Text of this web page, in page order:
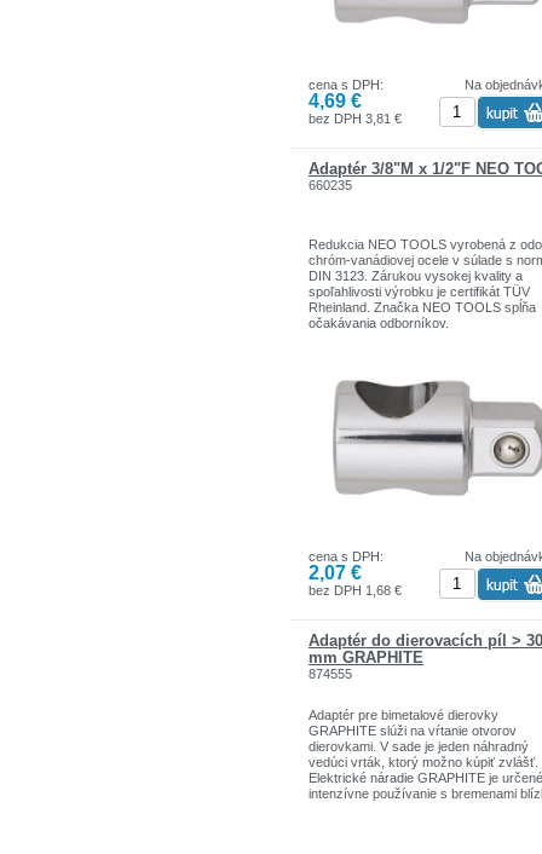
Na
cena s DPH:
4,69 €
bez DPH 3,81 €
Adaptér 3/8"M x 1/2"F NEO
660235
Redukcia NEO TOOLS vyrobená z
chróm-vanádiovej ocele v súlade s
DIN 3123. Zárukou vysokej kvality a
spoľahlivosti výrobku je certifikát TÜV
Rheinland. Značka NEO TOOLS spĺňa
očakávania odborníkov.
spoľahlivých nástrojov,
ktoré sa vyznačujú trvanlivosťou,
precíznosťou, vysokou kvalitou.
Na
cena s DPH:
2,07 €
bez DPH 1,68 €
Adaptér do dierovacích píl > 30
mm GRAPHITE
874555
Adaptér pre bimetalové dierovky
GRAPHITE slúži na vŕtanie otvorov
dierovkami. V sade je jeden náhradný
vedúci vrták, ktorý možno kúpiť zvlášť.
Elektrické náradie GRAPHITE je
intenzívne používanie s bremenami